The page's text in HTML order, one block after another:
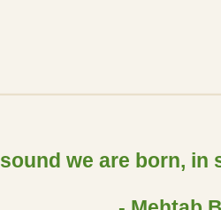
we are born, in